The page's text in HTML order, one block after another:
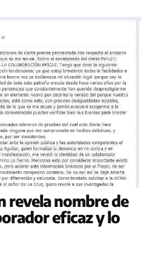
revela nombre de
eficaz y lo